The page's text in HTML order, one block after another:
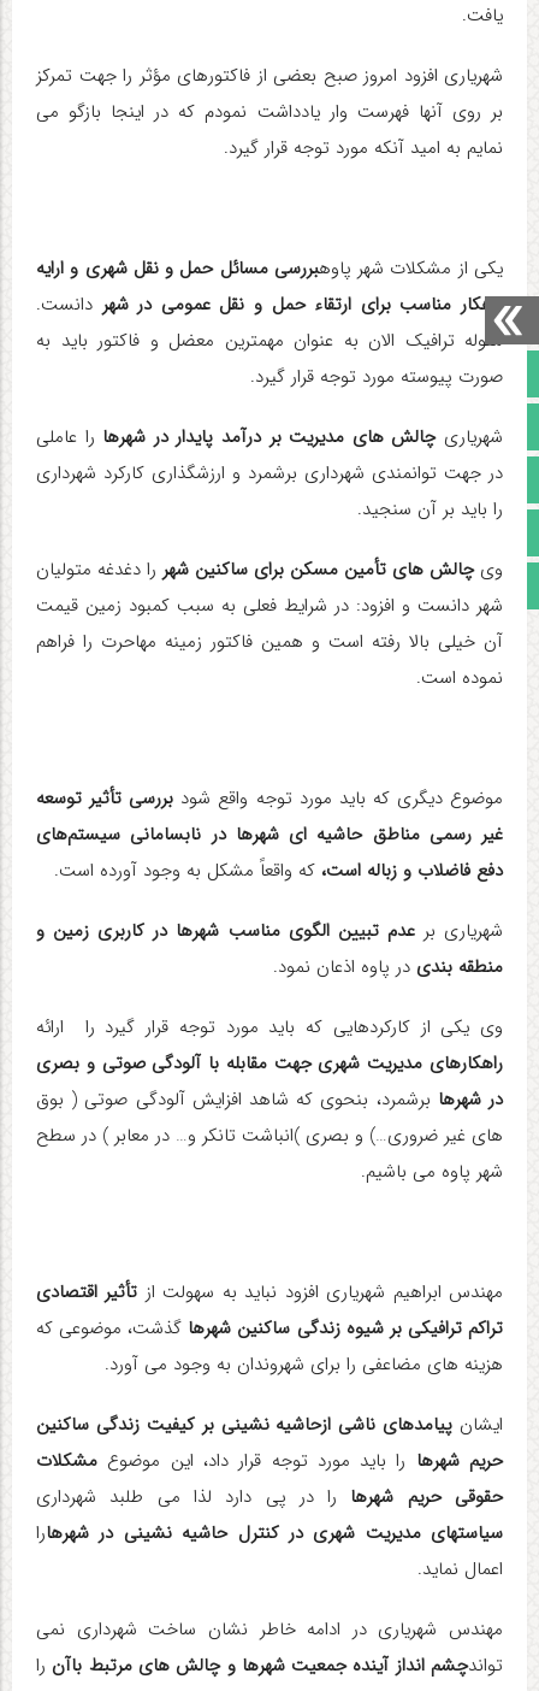
صفحه نخست
تالار گفتمان
آپارات
مجوز سایت
یافت.
شهریاری افزود امروز صبح بعضی از فاکتورهای مؤثر را جهت تمرکز
بر روی آنها فهرست وار یادداشت نمودم که در اینجا بازگو می
نمایم به امید آنکه مورد توجه قرار گیرد.
یکی از مشکلات شهر پاوهبررسی مسائل حمل و نقل شهری و ارایه
راهکار مناسب برای ارتقاء حمل و نقل عمومی در شهر دانست.
مقوله ترافیک الان به عنوان مهمترین معضل و فاکتور باید به
صورت پیوسته مورد توجه قرار گیرد.
شهریاریچالش های مدیریت بر درآمد پایدار در شهرها را عاملی
در جهت توانمندی شهرداری برشمرد و ارزشگذاری کارکرد شهرداری
را باید بر آن سنجید.
ویچالش های تأمین مسکن برای ساکنین شهر را دغدغه متولیان
شهر دانست و افزود: در شرایط فعلی به سبب کمبود زمین قیمت
آن خیلی بالا رفته است و همین فاکتور زمینه مهاحرت را فراهم
نموده است.
موضوع دیگری که باید مورد توجه واقع شود بررسی تأثیر توسعه
غیر رسمی مناطق حاشیه ای شهرها در نابسامانی سیستم‌های
دفع فاضلاب و زباله است، که واقعاً مشکل به وجود آورده است.
شهریاری برعدم تبیین الگوی مناسب شهرها در کاربری زمین و
منطقه بندی در پاوه اذعان نمود.
وی یکی از کارکردهایی که باید مورد توجه قرار گیرد را ارائه
راهکارهای مدیریت شهری جهت مقابله با آلودگی صوتی و بصری
در شهرها برشمرد، بنحوی که شاهد افزایش آلودگی صوتی ( بوق
های غیر ضروری…) و بصری (انباشت تانکر و… در معابر ) در سطح
شهر پاوه می باشیم.
مهندس ابراهیم شهریاری افزود نباید به سهولت از تأثیر اقتصادی
تراکم ترافیکی بر شیوه زندگی ساکنین شهرها گذشت، موضوعی که
هزینه های مضاعفی را برای شهروندان به وجود می آورد.
ایشان پیامدهای ناشی ازحاشیه نشینی بر کیفیت زندگی ساکنین
حریم شهرها را باید مورد توجه قرار داد، این موضوع مشکلات
حقوقی حریم شهرها را در پی دارد لذا می طلبد شهرداری
سیاستهای مدیریت شهری در کنترل حاشیه نشینی در شهرهارا
اعمال نماید.
مهندس شهریاری در ادامه خاطر نشان ساخت شهرداری نمی
تواندچشم انداز آینده جمعیت شهرها و چالش های مرتبط باآن را